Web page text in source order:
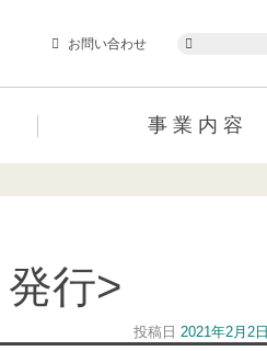
お問い合わせ Search
事業内容
行>
投稿日 2021年2月2日